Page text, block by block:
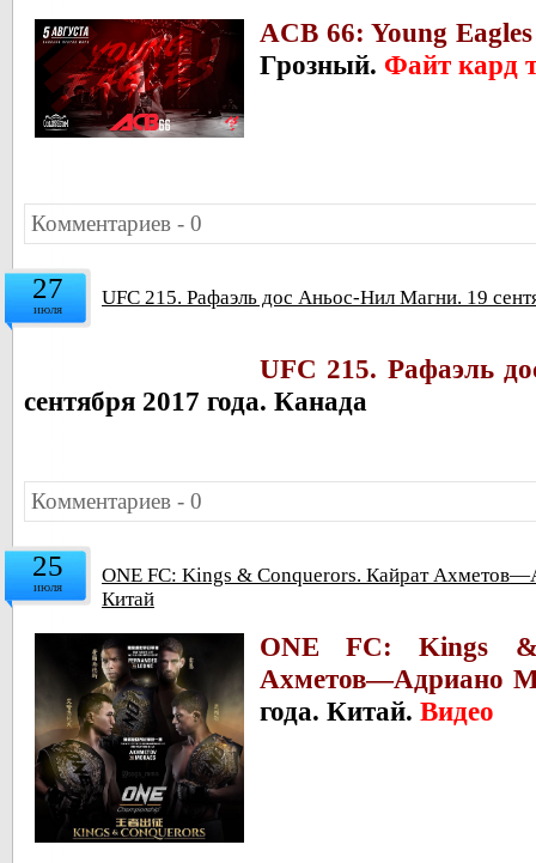
ACB 66: Young
Грозный. Файт кард
Комментариев - 0
27
июля UFC 215. Рафаэль дос Аньос-Нил Магни. 19
UFC 215. Рафаэль
сентября 2017 года. Канада
Комментариев - 0
25
июля
ONE FC: Kings & Conquerors. Кайрат
Китай
ONE FC: Kings &
Ахметов—Адриано
года. Китай. Видео